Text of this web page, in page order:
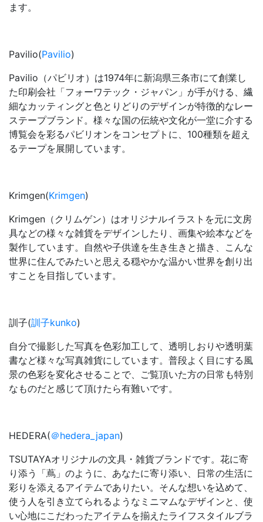
ます。
Pavilio(Pavilio)
Pavilio（パビリオ）は1974年に新潟県三条市にて創業し
た印刷会社「フォーワテック・ジャパン」が手がける、繊
細なカッティングと色とりどりのデザインが特徴的なレー
ステープブランド。様々な国の伝統や文化が一堂に介する
博覧会を彩るパビリオンをコンセプトに、100種類を超え
るテープを展開しています。
Krimgen(Krimgen)
Krimgen（クリムゲン）はオリジナルイラストを元に文房
具などの様々な雑貨をデザインしたり、画集や絵本などを
製作しています。自然や子供達を生き生きと描き、こんな
世界に住んでみたいと思える穏やかな温かい世界を創り出
すことを目指しています。
訓子(訓子kunko)
自分で撮影した写真を色彩加工して、透明しおりや透明葉
書など様々な写真雑貨にしています。普段よく目にする風
景の色彩を変化させることで、ご覧頂いた方の日常も特別
なものだと感じて頂けたら有難いです。
HEDERA(＠hedera_japan)
TSUTAYAオリジナルの文具・雑貨ブランドです。花に寄
り添う「蔦」のように、あなたに寄り添い、日常の生活に
彩りを添えるアイテムでありたい。そんな想いを込めて、
使う人を引き立てられるようなミニマムなデザインと、使
い心地にこだわったアイテムを揃えたライフスタイルブラ